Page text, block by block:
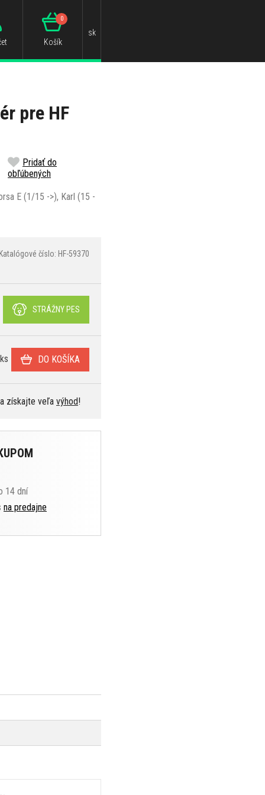
Košík
0
sk
pre HF
Pridať do
obľúbených
E (1/15 ->), Karl (15 -
Katalógové číslo: HF-59370
STRÁŽNY PES
ks DO KOŠÍKA
získajte veľa výhod!
14 dní
na predajne